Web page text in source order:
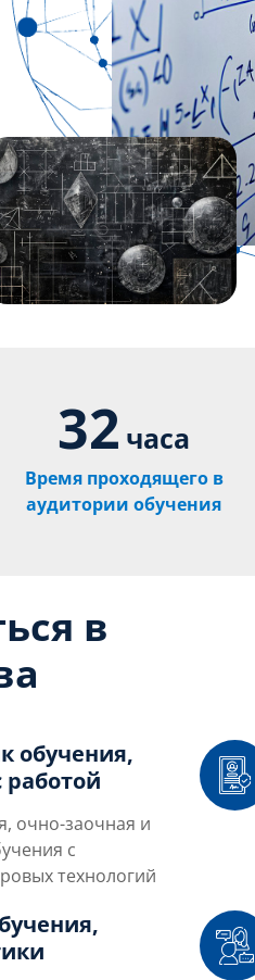
32 часа
Время проходящего в
аудитории обучения
в
обучения,
очно-заочная и
с
технологий